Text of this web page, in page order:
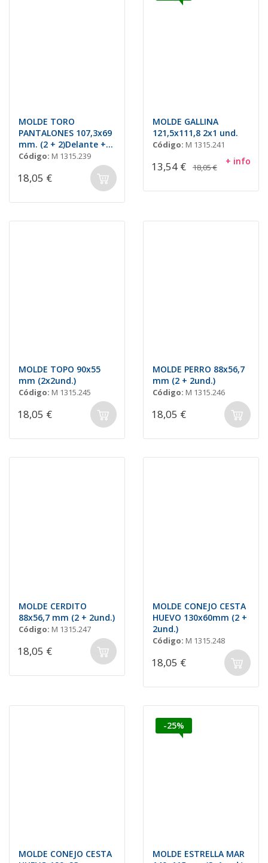
MOLDE TORO
PANTALONES 107,3x69
mm. (2 + 2)Delante +
Detras
Código: M 1315.239
18,05 €
MOLDE GALLINA
121,5x111,8 2x1 und.
Código: M 1315.241
13,54 € 18,05 €
+ info
MOLDE TOPO 90x55
mm (2x2und.)
Código: M 1315.245
18,05 €
MOLDE PERRO 88x56,7
mm (2 + 2und.)
Código: M 1315.246
18,05 €
MOLDE CERDITO
88x56,7 mm (2 + 2und.)
Código: M 1315.247
18,05 €
MOLDE CONEJO CESTA
HUEVO 130x60mm (2 +
2und.)
Código: M 1315.248
18,05 €
MOLDE CONEJO CESTA
-25%
MOLDE ESTRELLA MAR